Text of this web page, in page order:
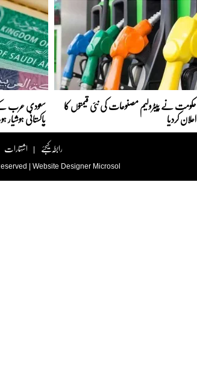
حکومت نے پیٹرولیم مصنوعات کی نئی قیمتوں کا
اعلان کردیا
سعودی عرب
پاکستانی ہوشیار
رابطہ کیجئے اشتہارات
| Website Designer Microsol